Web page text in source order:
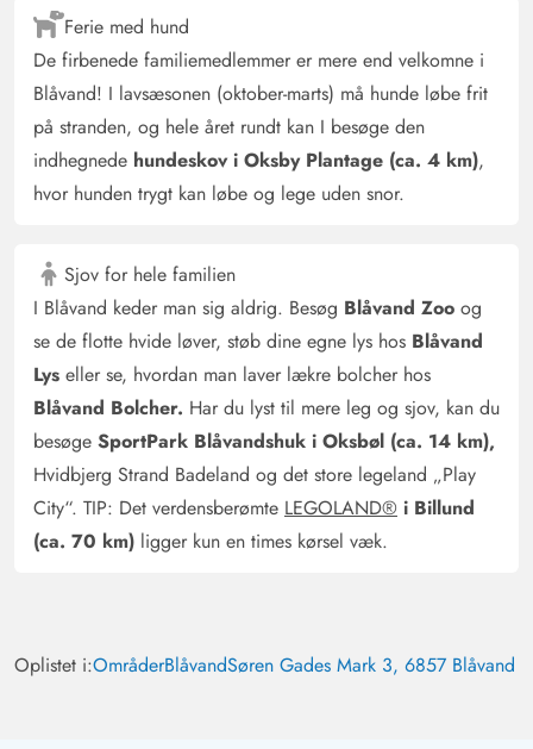
Danmark
Husets indretning er fin men den trænger hele vejen
rundt til lidt kærlighed lidt nye vinduer opdatering i
køkkenet køkkenet er fint og nyt men der mangler en del
ting og sager kogepladerne defekt mikroovnen er defekt
punkteret vinduer det ser ikke pænt ud
Dennis Brunke
Deutschland
AI Oversat (Se oprindelig)
Dejligt hus i rolig beliggenhed. Meget flot poolområde.
1 soveværelse er meget stort, og det andet er meget lille.
Men det er fuldt tilstrækkeligt til at sove i.
Gast
Deutschland
4.5 ud af 5
4.5 ud af 5
4.5 out of 5
24/02/2025
gulvvarmen. Dette havde vi rapporteret, og inden for 1
Ferie med hund
De firbenede familiemedlemmer er mere end velkomne i
Blåvand! I lavsæsonen (oktober-marts) må hunde løbe frit
på stranden, og hele året rundt kan I besøge den
indhegnede hundeskov i Oksby Plantage (ca. 4 km),
hvor hunden trygt kan løbe og lege uden snor.
Sjov for hele familien
I Blåvand keder man sig aldrig. Besøg Blåvand Zoo og
se de flotte hvide løver, støb dine egne lys hos Blåvand
Lys eller se, hvordan man laver lækre bolcher hos
Blåvand Bolcher. Har du lyst til mere leg og sjov, kan du
besøge SportPark Blåvandshuk i Oksbøl (ca. 14 km),
Hvidbjerg Strand Badeland og det store legeland „Play
City“. TIP: Det verdensberømte LEGOLAND® i Billund
(ca. 70 km) ligger kun en times kørsel væk.
Oplistet i:OmråderBlåvandSøren Gades Mark 3, 6857 Blåvand